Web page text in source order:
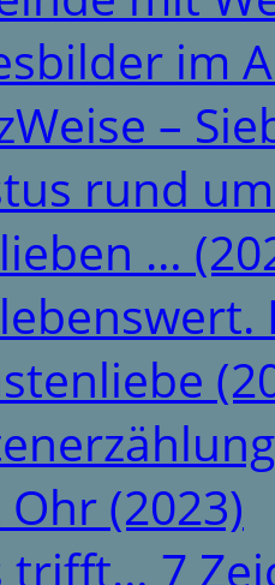
im
–
rund
…
Ohr (2023)
trifft… 7